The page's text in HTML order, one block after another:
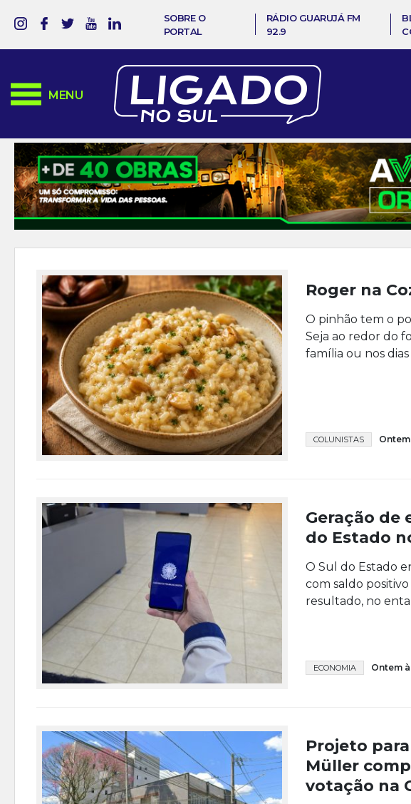
SOBRE O
PORTAL
RÁDIO GUARUJÁ FM
92.9
MENU
Roger na
O pinhão tem o
Seja ao redor do
família ou nos
COLUNISTAS
Geração de
do Estado
O Sul do Estado
com saldo
resultado, no
ECONOMIA Ontem
Projeto
Müller
votação na